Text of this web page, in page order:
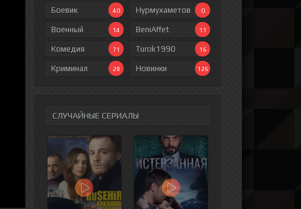
Боевик 40
Военный 14
Комедия 71
Криминал 28
Нурмухаметов 0
BeniAffet 11
Turok1990 16
Новинки 126
СЛУЧАЙНЫЕ СЕРИАЛЫ